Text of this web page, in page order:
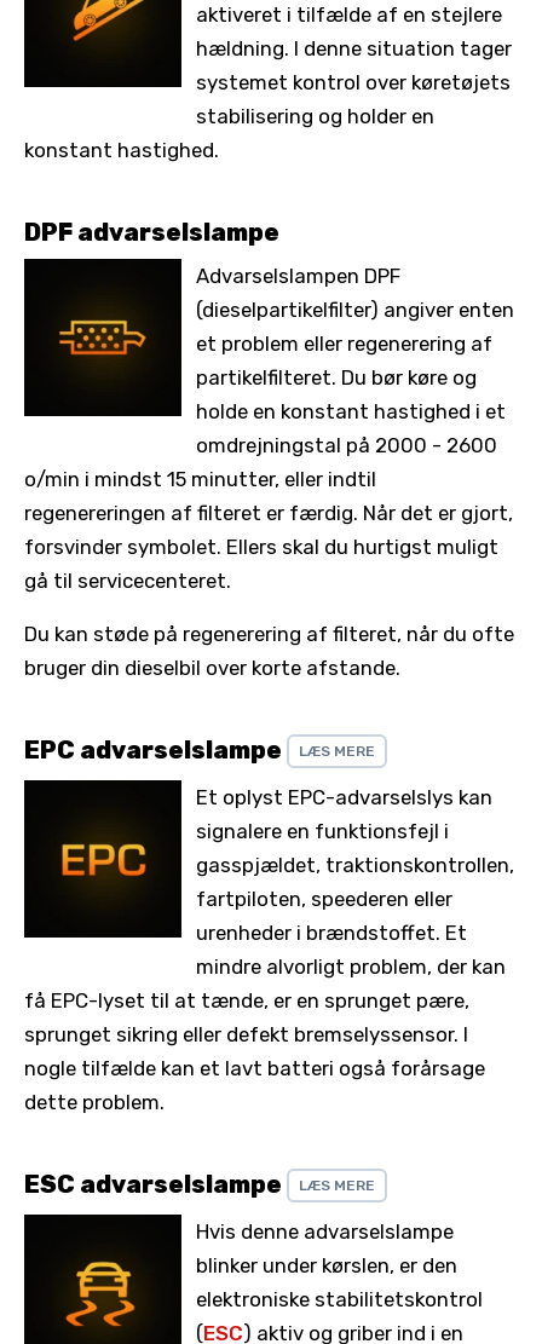
aktiveret i tilfælde af en stejlere
hældning. I denne situation tager
systemet kontrol over køretøjets
stabilisering og holder en
konstant hastighed.
DPF advarselslampe
Advarselslampen DPF
(dieselpartikelfilter) angiver enten
et problem eller regenerering af
partikelfilteret. Du bør køre og
holde en konstant hastighed i et
omdrejningstal på 2000 - 2600
o/min i mindst 15 minutter, eller indtil
regenereringen af filteret er færdig. Når det er gjort,
forsvinder symbolet. Ellers skal du hurtigst muligt
gå til servicecenteret.
Du kan støde på regenerering af filteret, når du ofte
bruger din dieselbil over korte afstande.
EPC advarselslampe LÆS MERE
Et oplyst EPC-advarselslys kan
signalere en funktionsfejl i
gasspjældet, traktionskontrollen,
fartpiloten, speederen eller
urenheder i brændstoffet. Et
mindre alvorligt problem, der kan
få EPC-lyset til at tænde, er en sprunget pære,
sprunget sikring eller defekt bremselyssensor. I
nogle tilfælde kan et lavt batteri også forårsage
dette problem.
ESC advarselslampe LÆS MERE
Hvis denne advarselslampe
blinker under kørslen, er den
elektroniske stabilitetskontrol
(ESC) aktiv og griber ind i en